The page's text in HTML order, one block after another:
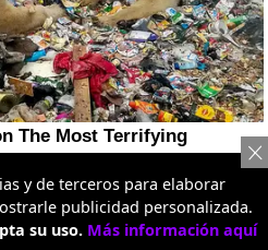
y de terceros para elaborar
publicidad personalizada.
su uso. Más información aquí